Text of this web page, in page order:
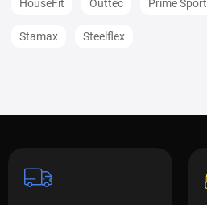
HouseFit Outtec Prime Sport
Stamax Steelflex